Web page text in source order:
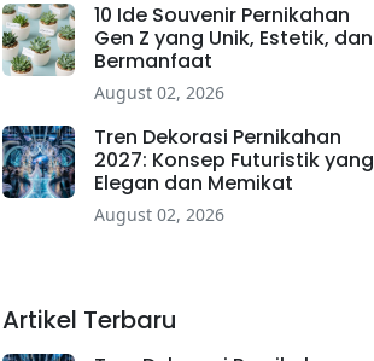
10 Ide Souvenir Pernikahan
Gen Z yang Unik, Estetik, dan
Bermanfaat
August 02, 2026
Tren Dekorasi Pernikahan
2027: Konsep Futuristik yang
Elegan dan Memikat
August 02, 2026
Artikel Terbaru